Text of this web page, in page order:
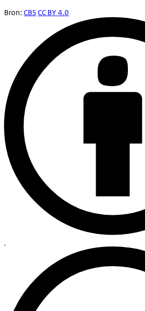
Bron: CBS CC BY 4.0